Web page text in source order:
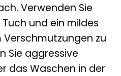
Verwenden Sie
und ein mildes
zu
Sie aggressive
das Waschen in der